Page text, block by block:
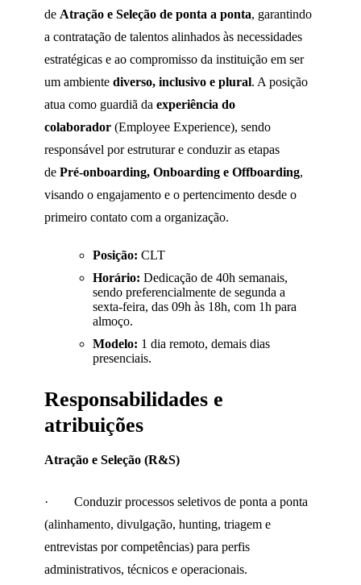
de Atração e Seleção de ponta a ponta, garantindo
a contratação de talentos alinhados às necessidades
estratégicas e ao compromisso da instituição em ser
um ambiente diverso, inclusivo e plural. A posição
atua como guardiã da experiência do
colaborador (Employee Experience), sendo
responsável por estruturar e conduzir as etapas
de Pré-onboarding, Onboarding e Offboarding,
visando o engajamento e o pertencimento desde o
primeiro contato com a organização.
Posição: CLT
Horário: Dedicação de 40h semanais,
sendo preferencialmente de segunda a
sexta-feira, das 09h às 18h, com 1h para
almoço.
Modelo: 1 dia remoto, demais dias
presenciais.
Responsabilidades e
atribuições
Atração e Seleção (R&S)
· Conduzir processos seletivos de ponta a ponta
(alinhamento, divulgação, hunting, triagem e
entrevistas por competências) para perfis
administrativos, técnicos e operacionais.